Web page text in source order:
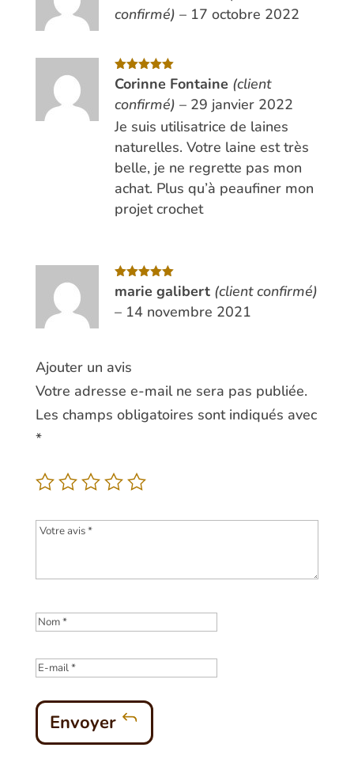
confirmé) – 17 octobre 2022
Note5sur
5
Corinne Fontaine (client
confirmé) – 29 janvier 2022
Je suis utilisatrice de laines
naturelles. Votre laine est très
belle, je ne regrette pas mon
achat. Plus qu’à peaufiner mon
projet crochet
Note5sur
5
marie galibert (client confirmé)
– 14 novembre 2021
Ajouter un avis
Votre adresse e-mail ne sera pas publiée.
Les champs obligatoires sont indiqués avec
*
Envoyer